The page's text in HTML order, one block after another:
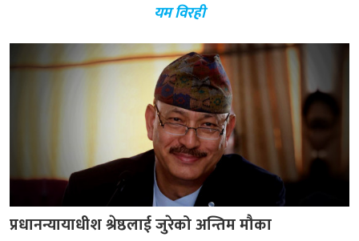
यम विरही
प्रधानन्यायाधीश श्रेष्ठलाई जुरेको अन्तिम मौका